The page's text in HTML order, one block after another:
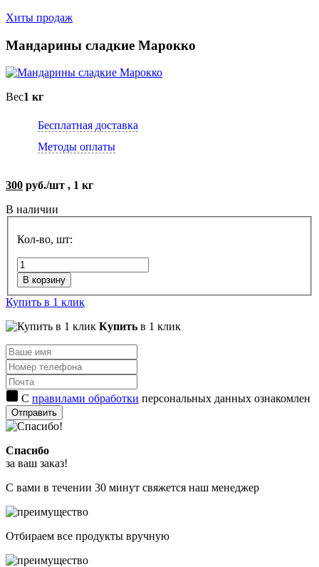
Хиты продаж
Мандарины сладкие Марокко
Вес1 кг
Бесплатная доставка
Методы оплаты
300 руб./шт , 1 кг
В наличии
Кол-во, шт:
В корзину
Купить в 1 клик
Купить в 1 клик
С правилами обработки персональных данных ознакомлен
Отправить
Спасибо
за ваш заказ!
С вами в течении 30 минут свяжется наш менеджер
Отбираем все продукты вручную